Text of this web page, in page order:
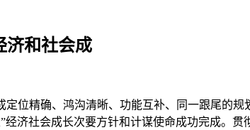
济和社会成
精确、鸿沟清晰、功能互补、同一跟尾的
经济社会成长次要方针和计谋使命成功完成。